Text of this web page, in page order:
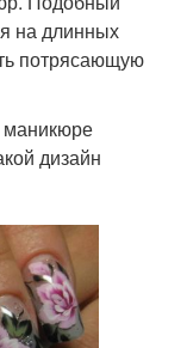
на длинных
потрясающую
маникюре
дизайн